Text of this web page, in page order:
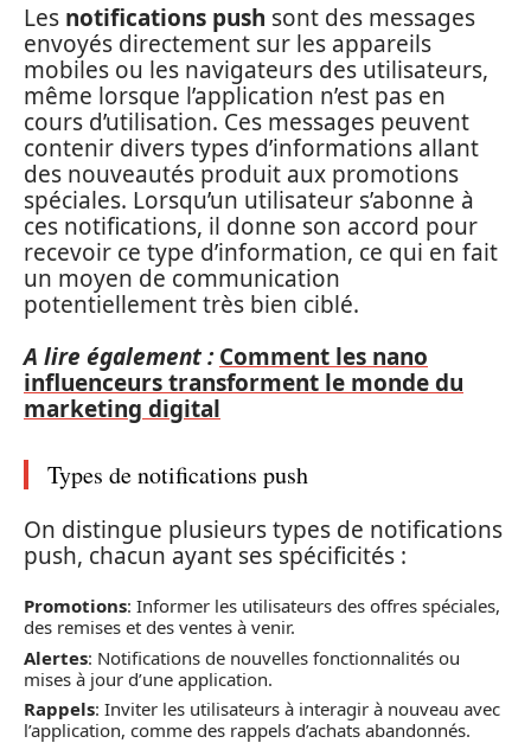
Les notifications push sont des messages
envoyés directement sur les appareils
mobiles ou les navigateurs des utilisateurs,
même lorsque l’application n’est pas en
cours d’utilisation. Ces messages peuvent
contenir divers types d’informations allant
des nouveautés produit aux promotions
spéciales. Lorsqu’un utilisateur s’abonne à
ces notifications, il donne son accord pour
recevoir ce type d’information, ce qui en fait
un moyen de communication
potentiellement très bien ciblé.
A lire également : Comment les nano
influenceurs transforment le monde du
marketing digital
Types de notifications push
On distingue plusieurs types de notifications
push, chacun ayant ses spécificités :
Promotions: Informer les utilisateurs des offres spéciales,
des remises et des ventes à venir.
Alertes: Notifications de nouvelles fonctionnalités ou
mises à jour d’une application.
Rappels: Inviter les utilisateurs à interagir à nouveau avec
l’application, comme des rappels d’achats abandonnés.